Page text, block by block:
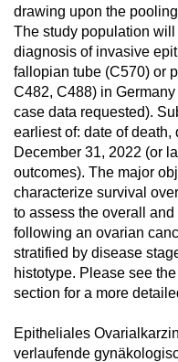
drawing upon the
The study population
diagnosis of invasive
fallopian tube (C570) or
C482, C488) in
case data requested).
earliest of: date of
December 31, 2022 (or
outcomes). The major
characterize survival
to assess the overall and
following an ovarian
stratified by disease
histotype. Please see
section for a more
Epitheliales
verlaufende